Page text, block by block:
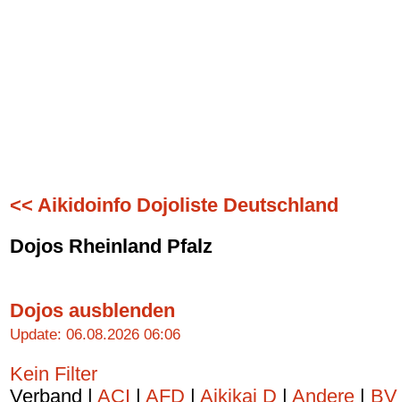
<< Aikidoinfo Dojoliste Deutschland
Dojos Rheinland Pfalz
Dojos ausblenden
Update: 06.08.2026 06:06
Kein Filter
Verband | ACI AFD Aikikai D Andere| BV